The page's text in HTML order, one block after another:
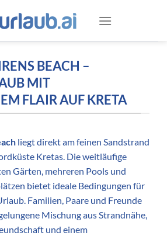
BEACH –
MIT
FLAIR AUF KRETA
liegt direkt am feinen Sandstrand
Kretas. Die weitläufige
Gärten, mehreren Pools und
bietet ideale Bedingungen für
Familien, Paare und Freunde
Mischung aus Strandnähe,
und einem